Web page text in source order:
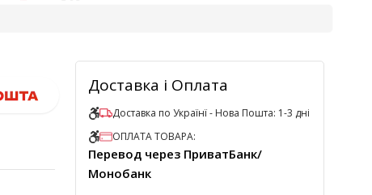
Доставка і Оплата
Доставка по Українї - Нова Пошта: 1-3 дні
ОПЛАТА ТОВАРА:
Перевод через ПриватБанк/
Монобанк